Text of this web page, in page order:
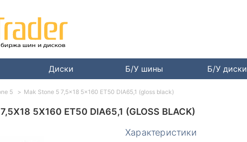
Диски Б/У шины Б/У диски
5X160 ET50 DIA65,1 (GLOSS BLACK)
Характеристики
5 Mak Stone 5 7,5x18 5x160 ET50 DIA65,1 (gloss black)